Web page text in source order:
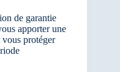
de garantie
apporter une
protéger